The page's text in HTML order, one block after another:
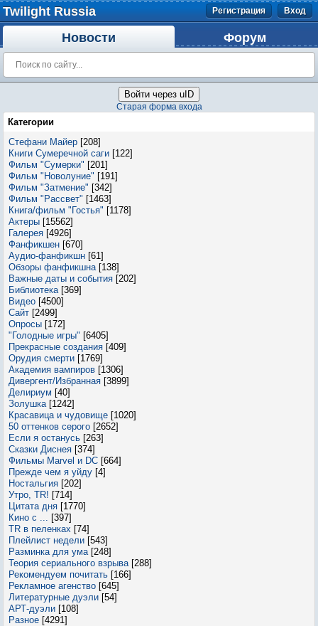
Twilight Russia Регистрация Вход
Новости Форум
Войти через uID
Старая форма входа
Категории
Стефани Майер [208]
Книги Сумеречной саги [122]
Фильм "Сумерки" [201]
Фильм "Новолуние" [191]
Фильм "Затмение" [342]
Фильм "Рассвет" [1463]
Книга/фильм "Гостья" [1178]
Актеры [15562]
Галерея [4926]
Фанфикшен [670]
Аудио-фанфикшн [61]
Обзоры фанфикшна [138]
Важные даты и события [202]
Библиотека [369]
Видео [4500]
Сайт [2499]
Опросы [172]
"Голодные игры" [6405]
Прекрасные создания [409]
Орудия смерти [1769]
Академия вампиров [1306]
Дивергент/Избранная [3899]
Делириум [40]
Золушка [1242]
Красавица и чудовище [1020]
50 оттенков серого [2652]
Если я останусь [263]
Сказки Диснея [374]
Фильмы Marvel и DC [664]
Прежде чем я уйду [4]
Ностальгия [202]
Утро, TR! [714]
Цитата дня [1770]
Кино с ... [397]
TR в пеленках [74]
Плейлист недели [543]
Разминка для ума [248]
Теория сериального взрыва [288]
Рекомендуем почитать [166]
Рекламное агенство [645]
Литературные дуэли [54]
АРТ-дуэли [108]
Разное [4291]